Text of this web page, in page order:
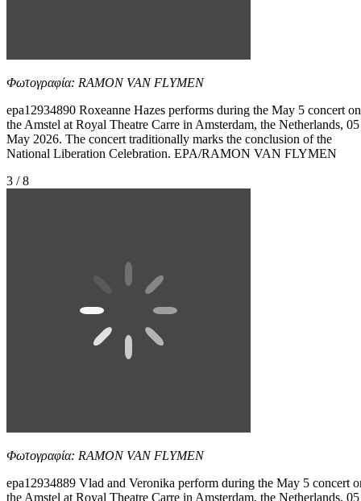
Φωτογραφία: RAMON VAN FLYMEN
epa12934890 Roxeanne Hazes performs during the May 5 concert on
the Amstel at Royal Theatre Carre in Amsterdam, the Netherlands, 05
May 2026. The concert traditionally marks the conclusion of the
National Liberation Celebration. EPA/RAMON VAN FLYMEN
3 / 8
Φωτογραφία: RAMON VAN FLYMEN
epa12934889 Vlad and Veronika perform during the May 5 concert
the Amstel at Royal Theatre Carre in Amsterdam, the Netherlands, 05